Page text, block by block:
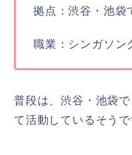
拠点：渋谷・池袋
職業：シンガソン
普段は、渋谷・池袋
て活動しているそうで